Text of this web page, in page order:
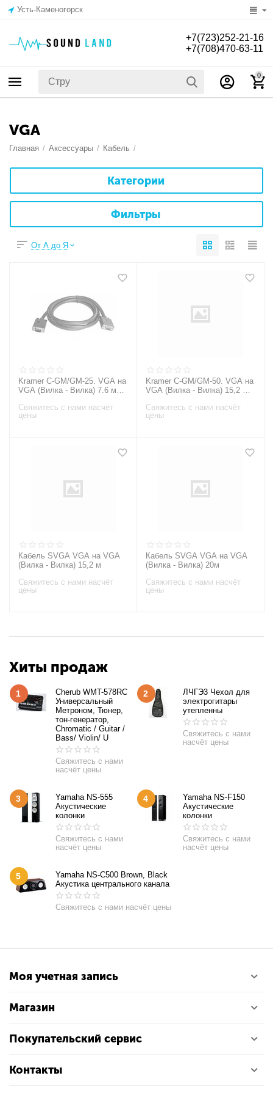
Усть-Каменогорск
+7(723)252-21-16
+7(708)470-63-11
0
VGA
Главная / Аксессуары / Кабель /
Категории
Фильтры
От А до Я
Kramer C-GM/GM-25. VGA на
VGA (Вилка - Вилка) 7.6 м
Свяжитесь с нами насчёт
цены
Kramer C-GM/GM-50. VGA на
VGA (Вилка - Вилка) 15,2 м
Свяжитесь с нами насчёт
цены
Кабель SVGA VGA на VGA
(Вилка - Вилка) 15,2 м
Свяжитесь с нами насчёт
цены
Кабель SVGA VGA на VGA
(Вилка - Вилка) 20м
Свяжитесь с нами насчёт
цены
Хиты продаж
1
Cherub WMT-578RC
Универсальный
Метроном, Тюнер,
тон-генератор,
Chromatic / Guitar /
Bass/ Violin/ U
Свяжитесь с нами
насчёт цены
2
ЛЧГЭ3 Чехол для
электрогитары
утепленны
Свяжитесь с нами
насчёт цены
3
Yamaha NS-555
Акустические
колонки
Свяжитесь с нами
насчёт цены
4
Yamaha NS-F150
Акустические
колонки
Свяжитесь с нами
насчёт цены
5
Yamaha NS-C500 Brown, Black
Акустика центрального канала
Свяжитесь с нами насчёт цены
Моя учетная запись
Магазин
Покупательский сервис
Контакты